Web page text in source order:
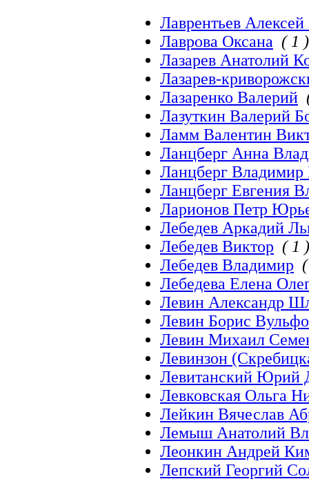
Лаврентьев
Лаврова Оксана ( 1 )
Лазарев Анатолий
Лазарев-
Лазаренко Валерий
Лазуткин Валерий
Ламм Валентин
Ланцберг Анна
Ланцберг Владимир
Ланцберг Евгения
Ларионов Петр
Лебедев Аркадий
Лебедев Виктор ( 1 )
Лебедев Владимир
Лебедева Елена
Левин Александр
Левин Борис
Левин Михаил
Левинзон
Левитанский Юрий
Левковская Ольга
Лейкин Вячеслав
Лемыш Анатолий
Леонкин Андрей
Лепский Георгий